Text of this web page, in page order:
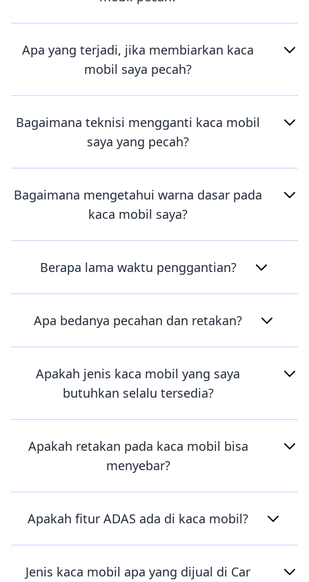
Apa yang terjadi, jika membiarkan kaca
mobil saya pecah?
Bagaimana teknisi mengganti kaca mobil
saya yang pecah?
Bagaimana mengetahui warna dasar pada
kaca mobil saya?
Berapa lama waktu penggantian?
Apa bedanya pecahan dan retakan?
Apakah jenis kaca mobil yang saya
butuhkan selalu tersedia?
Apakah retakan pada kaca mobil bisa
menyebar?
Apakah fitur ADAS ada di kaca mobil?
Jenis kaca mobil apa yang dijual di Car